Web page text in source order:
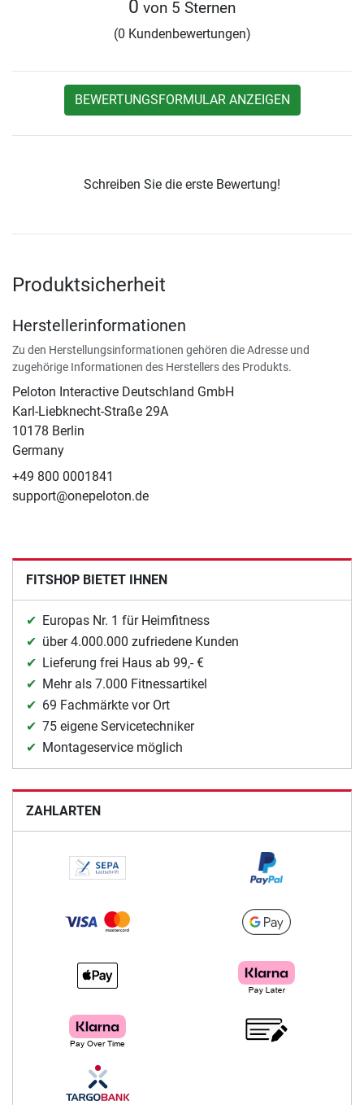
0 von 5 Sternen
(0 Kundenbewertungen)
BEWERTUNGSFORMULAR ANZEIGEN
Schreiben Sie die erste Bewertung!
Produktsicherheit
Herstellerinformationen
Zu den Herstellungsinformationen gehören die Adresse und
zugehörige Informationen des Herstellers des Produkts.
Peloton Interactive Deutschland GmbH
Karl-Liebknecht-Straße 29A
10178 Berlin
Germany
+49 800 0001841
support@onepeloton.de
FITSHOP BIETET IHNEN
Europas Nr. 1 für Heimfitness
über 4.000.000 zufriedene Kunden
Lieferung frei Haus ab 99,- €
Mehr als 7.000 Fitnessartikel
69 Fachmärkte vor Ort
75 eigene Servicetechniker
Montageservice möglich
ZAHLARTEN